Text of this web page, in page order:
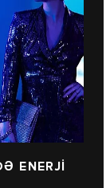
ENERJİ